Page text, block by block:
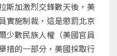
斯加激烈交鋒數天後，美
實施制裁，這是懲罰北京
少數民族人權（美國官員
措的一部分，美國採取行